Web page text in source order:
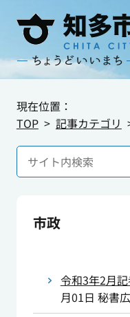
現在位置：
TOP
記事カテゴリ
市政
令和3年2月
月01日 秘書